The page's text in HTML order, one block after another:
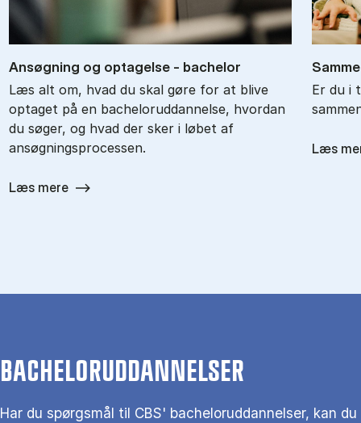
An­søg­ning og op­ta­gel­se - ba­chel­or
Læs alt om, hvad du skal gøre for at blive
optaget på en bacheloruddannelse, hvordan
du søger, og hvad der sker i løbet af
ansøgningsprocessen.
Læs mere
Er du i
Læs
BACHELORUDDANNELSER
Har du spørgsmål til CBS' bacheloruddannelser, kan du